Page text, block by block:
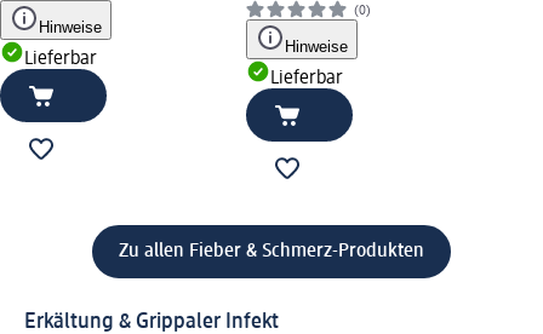
Hinweise
Lieferbar
(0)
Hinweise
Lieferbar
Zu allen Fieber & Schmerz-Produkten
Erkältung & Grippaler Infekt